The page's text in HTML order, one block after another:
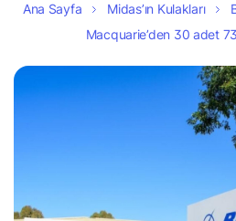
Ana Sayfa Midas’ın Kulakları
Macquarie’den 30 adet